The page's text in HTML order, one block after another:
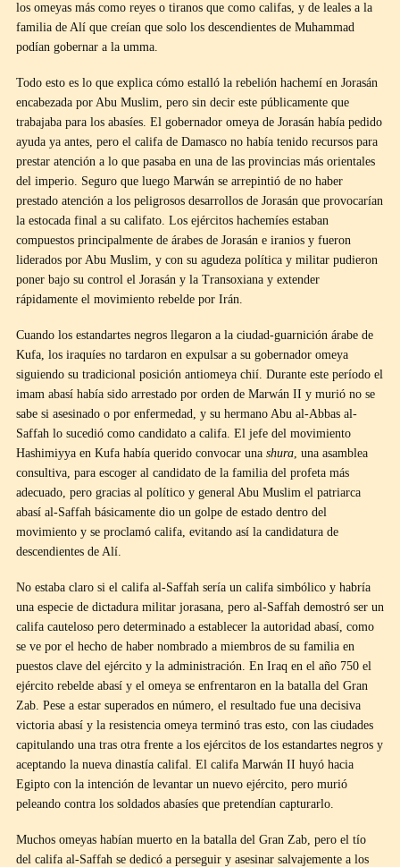
los omeyas más como reyes o tiranos que como califas, y de leales a la
familia de Alí que creían que solo los descendientes de Muhammad
podían gobernar a la umma.
Todo esto es lo que explica cómo estalló la rebelión hachemí en Jorasán
encabezada por Abu Muslim, pero sin decir este públicamente que
trabajaba para los abasíes. El gobernador omeya de Jorasán había pedido
ayuda ya antes, pero el califa de Damasco no había tenido recursos para
prestar atención a lo que pasaba en una de las provincias más orientales
del imperio. Seguro que luego Marwán se arrepintió de no haber
prestado atención a los peligrosos desarrollos de Jorasán que provocarían
la estocada final a su califato. Los ejércitos hachemíes estaban
compuestos principalmente de árabes de Jorasán e iranios y fueron
liderados por Abu Muslim, y con su agudeza política y militar pudieron
poner bajo su control el Jorasán y la Transoxiana y extender
rápidamente el movimiento rebelde por Irán.
Cuando los estandartes negros llegaron a la ciudad-guarnición árabe de
Kufa, los iraquíes no tardaron en expulsar a su gobernador omeya
siguiendo su tradicional posición antiomeya chií. Durante este período el
imam abasí había sido arrestado por orden de Marwán II y murió no se
sabe si asesinado o por enfermedad, y su hermano Abu al-Abbas al-
Saffah lo sucedió como candidato a califa. El jefe del movimiento
Hashimiyya en Kufa había querido convocar una shura, una asamblea
consultiva, para escoger al candidato de la familia del profeta más
adecuado, pero gracias al político y general Abu Muslim el patriarca
abasí al-Saffah básicamente dio un golpe de estado dentro del
movimiento y se proclamó califa, evitando así la candidatura de
descendientes de Alí.
No estaba claro si el califa al-Saffah sería un califa simbólico y habría
una especie de dictadura militar jorasana, pero al-Saffah demostró ser un
califa cauteloso pero determinado a establecer la autoridad abasí, como
se ve por el hecho de haber nombrado a miembros de su familia en
puestos clave del ejército y la administración. En Iraq en el año 750 el
ejército rebelde abasí y el omeya se enfrentaron en la batalla del Gran
Zab. Pese a estar superados en número, el resultado fue una decisiva
victoria abasí y la resistencia omeya terminó tras esto, con las ciudades
capitulando una tras otra frente a los ejércitos de los estandartes negros y
aceptando la nueva dinastía califal. El califa Marwán II huyó hacia
Egipto con la intención de levantar un nuevo ejército, pero murió
peleando contra los soldados abasíes que pretendían capturarlo.
Muchos omeyas habían muerto en la batalla del Gran Zab, pero el tío
del califa al-Saffah se dedicó a perseguir y asesinar salvajemente a los